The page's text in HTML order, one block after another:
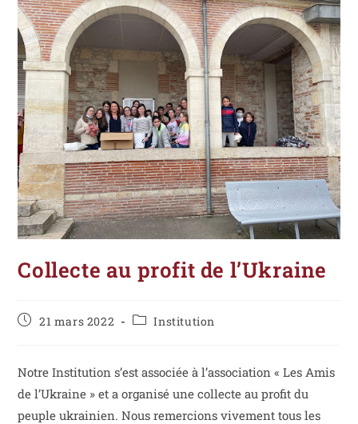
Collecte au profit de l’Ukraine
21 mars 2022 Institution
Notre Institution s’est associée à l’association « Les Amis
de l’Ukraine » et a organisé une collecte au profit du
peuple ukrainien. Nous remercions vivement tous les